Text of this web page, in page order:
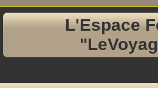
L'Espace